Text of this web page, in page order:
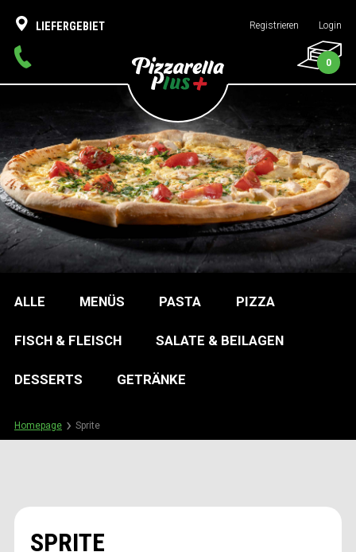
Registrieren Login
LIEFERGEBIET
0
ALLE MENÜS PASTA PIZZA
FISCH & FLEISCH SALATE & BEILAGEN
DESSERTS GETRÄNKE
Homepage Sprite
SPRITE